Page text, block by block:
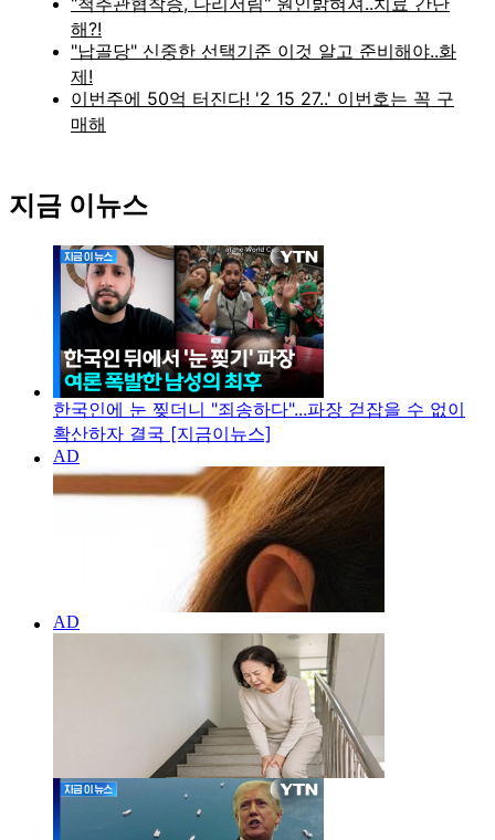
지금 이뉴스
한국인에 눈 찢더니 "죄송하다"...파장 걷잡을 수 없이
확산하자 결국 [지금이뉴스]